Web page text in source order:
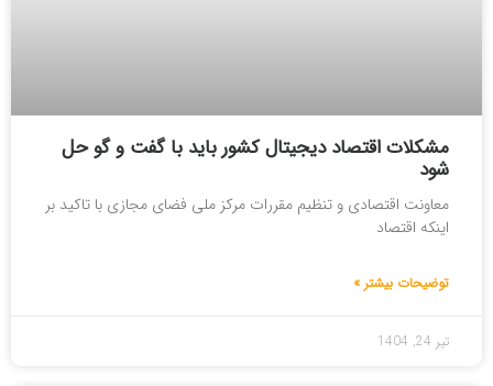
مشکلات اقتصاد دیجیتال کشور باید با گفت و گو حل
شود
معاونت اقتصادی و تنظیم مقررات مرکز ملی فضای مجازی با تاکید بر
اینکه اقتصاد
توضیحات بیشتر »
تیر 24, 1404